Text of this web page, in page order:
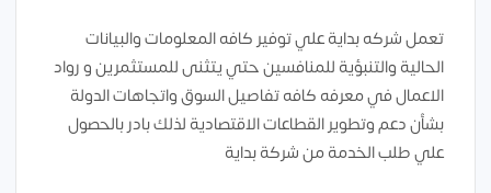
تعمل شركه بداية علي توفير كافه المعلومات والبيانات
الحالية والتنبؤية للمنافسين حتي يتثنى للمستثمرين و رواد
الاعمال في معرفه كافه تفاصيل السوق واتجاهات الدولة
بشأن دعم وتطوير القطاعات الاقتصادية لذلك بادر بالحصول
علي طلب الخدمة من شركة بداية